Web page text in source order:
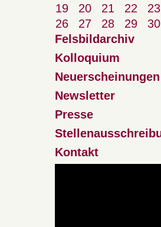
19
20 21 22 23
26
27 28 29 30
Felsbildarchiv
Kolloquium
Neuerscheinungen
Newsletter
Presse
Kontakt